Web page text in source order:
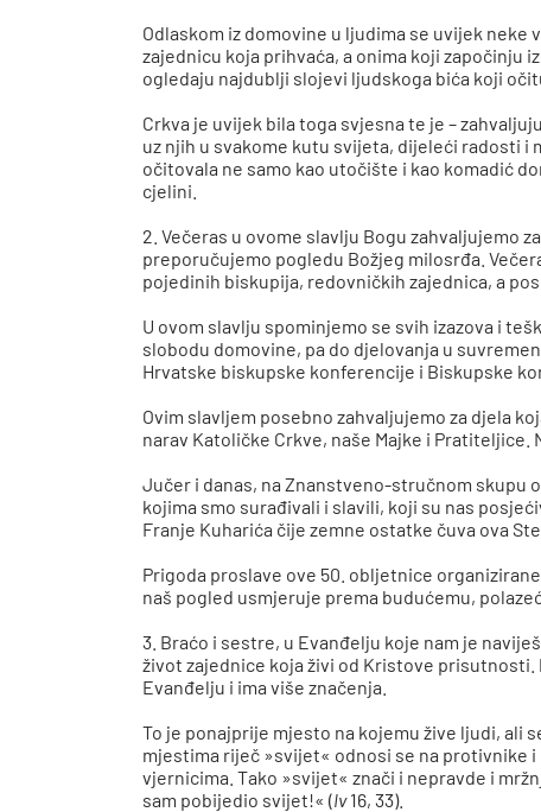
Odlaskom iz domovine u ljudima se uvijek
zajednicu koja prihvaća, a onima koji započinju
ogledaju najdublji slojevi ljudskoga bića koji
Crkva je uvijek bila toga svjesna te je –
uz njih u svakome kutu svijeta, dijeleći radosti i
očitovala ne samo kao utočište i kao komadić
cjelini.
2. Večeras u ovome slavlju Bogu zahvaljujemo
preporučujemo pogledu Božjeg milosrđa.
pojedinih biskupija, redovničkih zajednica, a
U ovom slavlju spominjemo se svih izazova i
slobodu domovine, pa do djelovanja u
Hrvatske biskupske konferencije i Biskupske
Ovim slavljem posebno zahvaljujemo za djela
narav Katoličke Crkve, naše Majke i
Jučer i danas, na Znanstveno-stručnom skupu
kojima smo surađivali i slavili, koji su nas
Franje Kuharića čije zemne ostatke čuva ova
Prigoda proslave ove 50. obljetnice
naš pogled usmjeruje prema budućemu,
3. Braćo i sestre, u Evanđelju koje nam je
život zajednice koja živi od Kristove
Evanđelju i ima više značenja.
To je ponajprije mjesto na kojemu žive ljudi, ali
mjestima riječ »svijet« odnosi se na protivnike
vjernicima. Tako »svijet« znači i nepravde i
sam pobijedio svijet!« (Iv16, 33).